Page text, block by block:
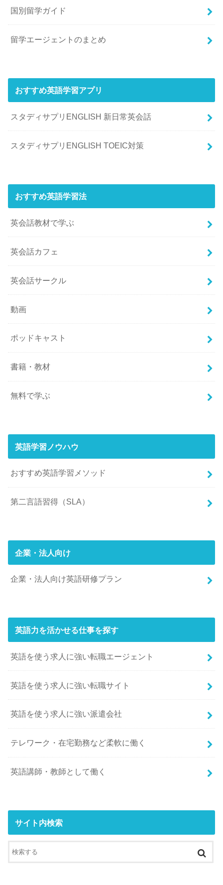
国別留学ガイド
留学エージェントのまとめ
おすすめ英語学習アプリ
スタディサプリENGLISH 新日常英会話
スタディサプリENGLISH TOEIC対策
おすすめ英語学習法
英会話教材で学ぶ
英会話カフェ
英会話サークル
動画
ポッドキャスト
書籍・教材
無料で学ぶ
英語学習ノウハウ
おすすめ英語学習メソッド
第二言語習得（SLA）
企業・法人向け
企業・法人向け英語研修プラン
英語力を活かせる仕事を探す
英語を使う求人に強い転職エージェント
英語を使う求人に強い転職サイト
英語を使う求人に強い派遣会社
テレワーク・在宅勤務など柔軟に働く
英語講師・教師として働く
サイト内検索